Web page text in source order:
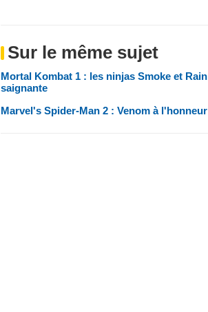
Sur le même sujet
Mortal Kombat 1 : les ninjas Smoke et
saignante
Marvel's Spider-Man 2 : Venom à